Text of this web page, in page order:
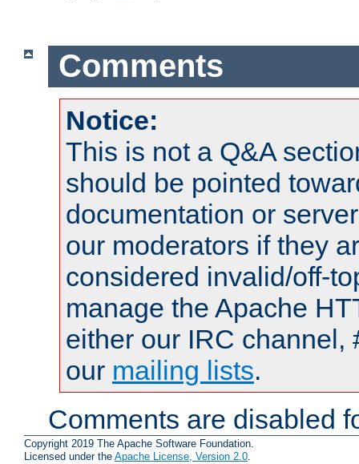
Comments
Notice:
This is not a Q&A
should be pointed
documentation or
our moderators if they
considered invalid/off-
manage the Apache
either our IRC channel,
our mailing lists.
Comments are disabled
Copyright 2019 The Apache Software Foundation.
Licensed under the Apache License, Version 2.0.